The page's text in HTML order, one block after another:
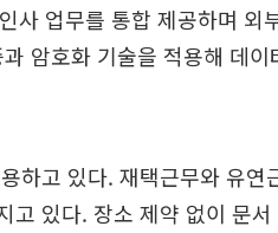
사 업무를 통합 제공하며 외
암호화 기술을 적용해 데
하고 있다. 재택근무와 유연
고 있다. 장소 제약 없이 문